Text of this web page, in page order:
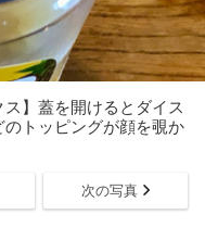
】蓋を開けるとダイス
トッピングが顔を覗か
次の写真